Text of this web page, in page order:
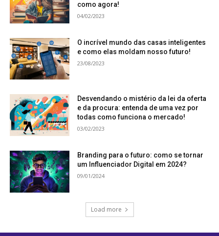
como agora!
04/02/2023
O incrível mundo das casas inteligentes
e como elas moldam nosso futuro!
23/08/2023
Desvendando o mistério da lei da oferta
e da procura: entenda de uma vez por
todas como funciona o mercado!
03/02/2023
Branding para o futuro: como se tornar
um Influenciador Digital em 2024?
09/01/2024
Load more